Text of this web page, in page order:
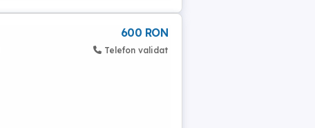
600 RON
Telefon validat